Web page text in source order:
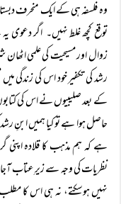
وہ فلسفہ ہی کے ایک منحرف
توقع کچھ غلط نہیں۔ اگر دعوی
زوال اور مسیحیت کی علمی
رشد کی تکفیر خود اس کی زندگی
کے بعد صلیبیوں نے اس کی
حاصل ہوا ہے تو کیا ہمیں ابنِ
ہے کہ ہم مذہب کا قلادہ اپنی
نظریات کی وجہ سے زیرِ عتاب
نہیں ہوسکتے، نہ ہی اس کا